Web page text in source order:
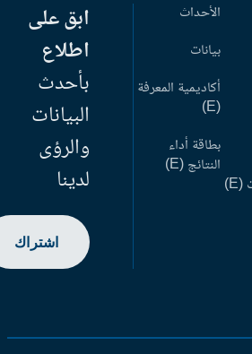
الأحداث
بيانات
أكاديمية المعرفة
بطاقة أداء
النتائج (E)
ابق على
اطلاع
بأحدث
البيانات
والرؤى
لدينا
اشتراك